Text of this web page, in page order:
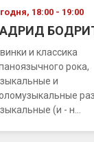
18:00 - 19:00
и классика
рока,
и
(и - н...